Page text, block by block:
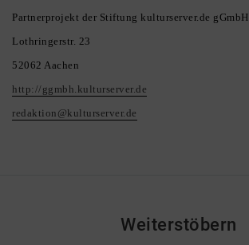
Partnerprojekt der Stiftung kulturserver.de gGmbH
Lothringerstr. 23
52062 Aachen
http://ggmbh.kulturserver.de
redaktion@kulturserver.de
Weiterstöbern